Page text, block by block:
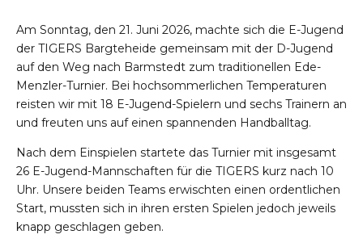
Am Sonntag, den 21. Juni 2026, machte sich die E-Jugend
der TIGERS Bargteheide gemeinsam mit der D-Jugend
auf den Weg nach Barmstedt zum traditionellen Ede-
Menzler-Turnier. Bei hochsommerlichen Temperaturen
reisten wir mit 18 E-Jugend-Spielern und sechs Trainern an
und freuten uns auf einen spannenden Handballtag.
Nach dem Einspielen startete das Turnier mit insgesamt
26 E-Jugend-Mannschaften für die TIGERS kurz nach 10
Uhr. Unsere beiden Teams erwischten einen ordentlichen
Start, mussten sich in ihren ersten Spielen jedoch jeweils
knapp geschlagen geben.